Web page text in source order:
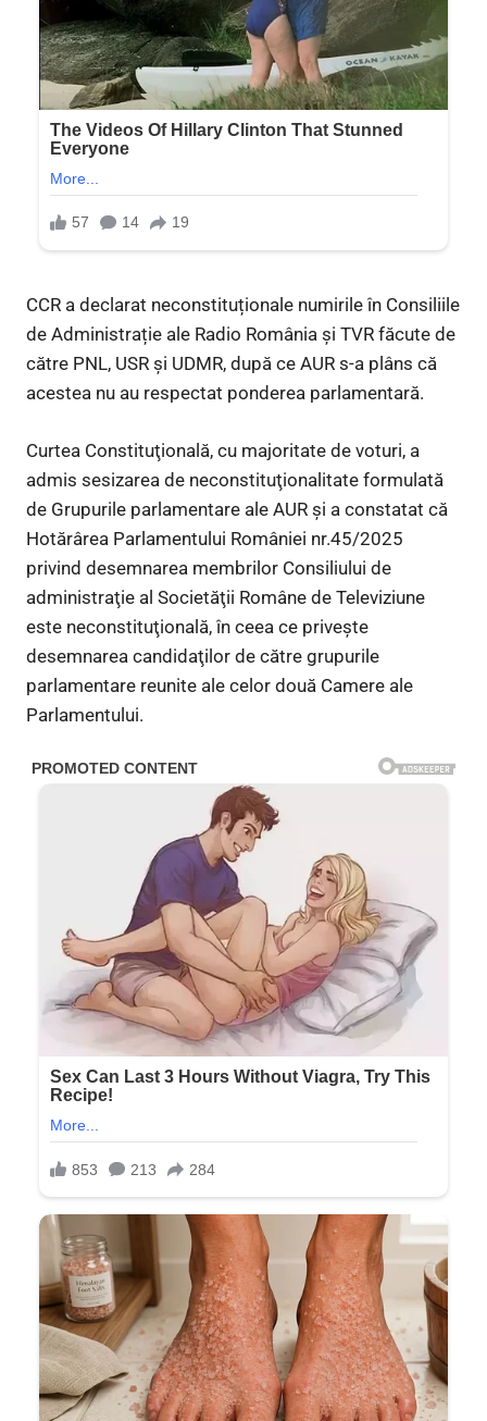
CCR a declarat neconstituționale numirile în Consiliile
de Administrație ale Radio România și TVR făcute de
către PNL, USR și UDMR, după ce AUR s-a plâns că
acestea nu au respectat ponderea parlamentară.
Curtea Constituţională, cu majoritate de voturi, a
admis sesizarea de neconstituţionalitate formulată
de Grupurile parlamentare ale AUR şi a constatat că
Hotărârea Parlamentului României nr.45/2025
privind desemnarea membrilor Consiliului de
administraţie al Societăţii Române de Televiziune
este neconstituţională, în ceea ce priveşte
desemnarea candidaţilor de către grupurile
parlamentare reunite ale celor două Camere ale
Parlamentului.